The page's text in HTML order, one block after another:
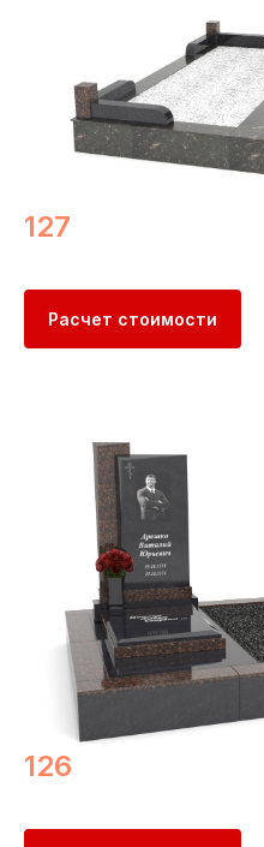
127
Расчет стоимости
126